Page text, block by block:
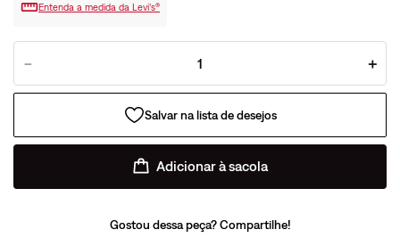
Entenda a medida da Levi’s®
＋
－
Adicionar à sacola
Gostou dessa peça? Compartilhe!